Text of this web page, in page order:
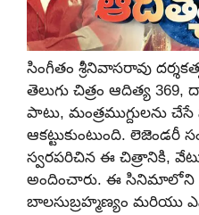
సింగీతం శ్రీనివాసరావు
తెలుగు చిత్రం ఆదిత్య
పాటు, మంత్రముగ్దులను చేసే
ఆకట్టుకుంటుంది.
స్వరపరిచిన ఈ చిత్రానికి,
అందించారు. ఈ సినిమాలోని
బాలసుబ్రహ్మణ్యం మరియు